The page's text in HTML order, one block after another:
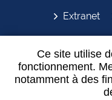
Ce site utilise
fonctionnement.
notamment à des
Extranet